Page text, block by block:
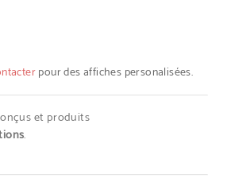
pour des affiches personalisées.
et produits
.